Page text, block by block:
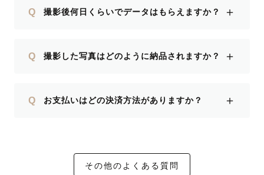
Q 撮影後何日くらいでデータはもらえますか？ ＋
Q 撮影した写真はどのように納品されますか？ ＋
Q お支払いはどの決済方法がありますか？ ＋
その他のよくある質問